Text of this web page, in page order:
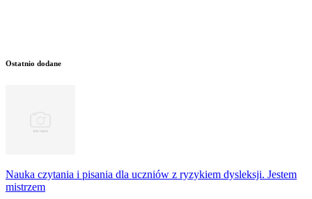
Ostatnio dodane
Nauka czytania i pisania dla uczniów z ryzykiem dysleksji. Jestem
mistrzem